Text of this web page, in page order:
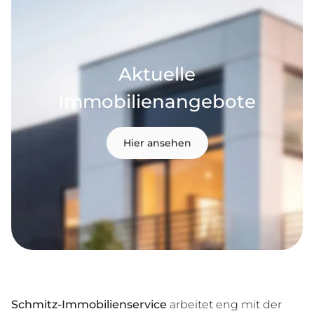
Aktuelle
Immobilienangebote
Hier ansehen
Schmitz-Immobilienservice arbeitet eng mit der